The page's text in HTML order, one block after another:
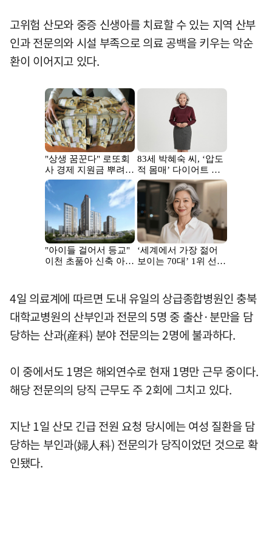
고위험 산모와 중증 신생아를 치료할 수 있는 지역 산부
인과 전문의와 시설 부족으로 의료 공백을 키우는 악순
환이 이어지고 있다.
4일 의료계에 따르면 도내 유일의 상급종합병원인 충북
대학교병원의 산부인과 전문의 5명 중 출산·분만을 담
당하는 산과(産科) 분야 전문의는 2명에 불과하다.
이 중에서도 1명은 해외연수로 현재 1명만 근무 중이다.
해당 전문의의 당직 근무도 주 2회에 그치고 있다.
지난 1일 산모 긴급 전원 요청 당시에는 여성 질환을 담
당하는 부인과(婦人科) 전문의가 당직이었던 것으로 확
인됐다.